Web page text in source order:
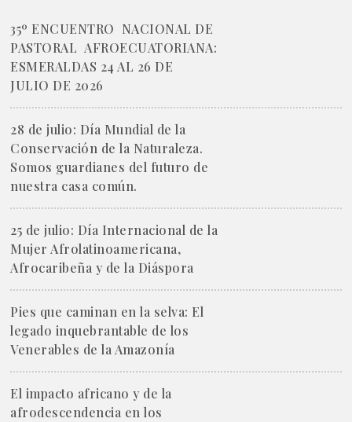
35º ENCUENTRO NACIONAL DE
PASTORAL AFROECUATORIANA:
ESMERALDAS 24 AL 26 DE
JULIO DE 2026
28 de julio: Día Mundial de la
Conservación de la Naturaleza.
Somos guardianes del futuro de
nuestra casa común.
25 de julio: Día Internacional de la
Mujer Afrolatinoamericana,
Afrocaribeña y de la Diáspora
Pies que caminan en la selva: El
legado inquebrantable de los
Venerables de la Amazonía
El impacto africano y de la
afrodescendencia en los